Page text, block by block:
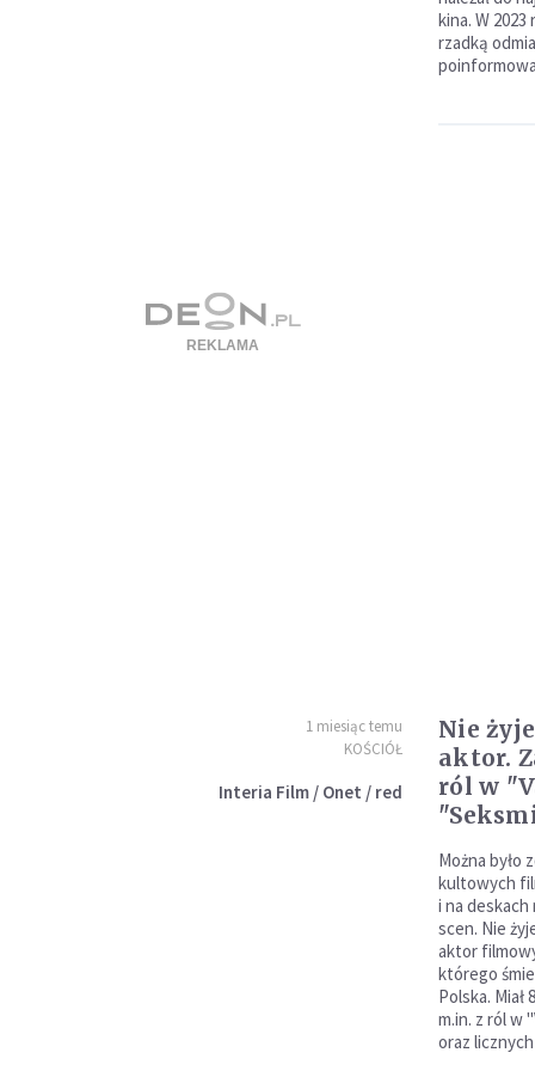
kina. W 2023
rzadką
1 miesiąc temu
KOŚCIÓŁ
Interia Film / Onet / red
Nie
aktor.
ról w
Można było
kultowych
i na
scen. Nie
aktor
którego
Polska.
m.in. z ról w
oraz